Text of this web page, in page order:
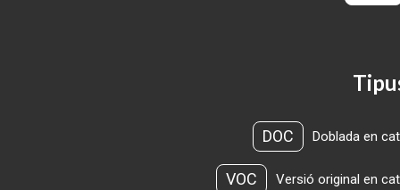
DOC Doblada en
VOC Versió original en